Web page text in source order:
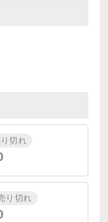
切れ
り切れ